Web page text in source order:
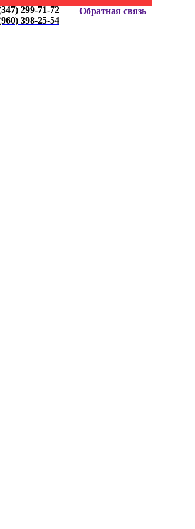
Обратная связь
299-71-72
398-25-54